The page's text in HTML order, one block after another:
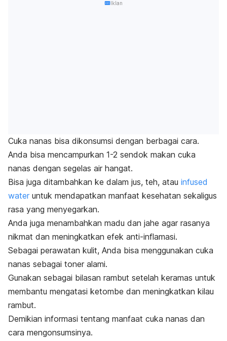
Iklan
Cuka nanas bisa dikonsumsi dengan berbagai cara.
Anda bisa mencampurkan 1-2 sendok makan cuka
nanas dengan segelas air hangat.
Bisa juga ditambahkan ke dalam jus, teh, atau infused
water untuk mendapatkan manfaat kesehatan sekaligus
rasa yang menyegarkan.
Anda juga menambahkan madu dan jahe agar rasanya
nikmat dan meningkatkan efek anti-inflamasi.
Sebagai perawatan kulit, Anda bisa menggunakan cuka
nanas sebagai toner alami.
Gunakan sebagai bilasan rambut setelah keramas untuk
membantu mengatasi ketombe dan meningkatkan kilau
rambut.
Demikian informasi tentang manfaat cuka nanas dan
cara mengonsumsinya.